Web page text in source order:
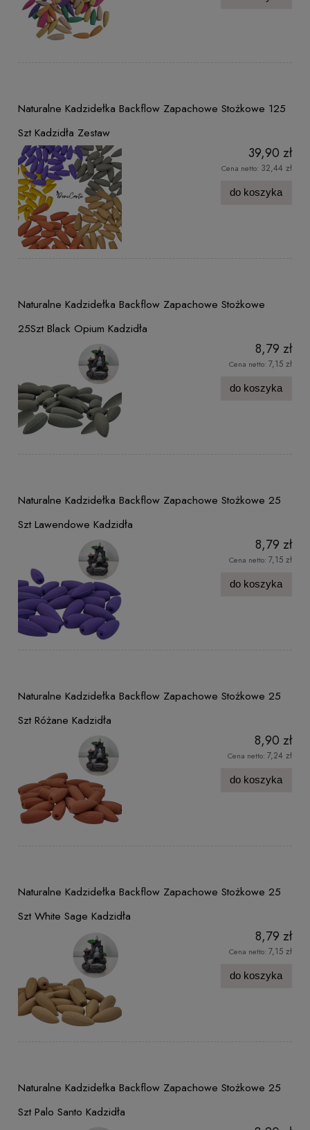
Naturalne Kadzidełka Backflow Zapachowe Stożkowe 125
Szt Kadzidła Zestaw
39,90 zł
Cena netto: 32,44 zł
do koszyka
Naturalne Kadzidełka Backflow Zapachowe Stożkowe
25Szt Black Opium Kadzidła
8,79 zł
Cena netto: 7,15 zł
do koszyka
Naturalne Kadzidełka Backflow Zapachowe Stożkowe 25
Szt Lawendowe Kadzidła
8,79 zł
Cena netto: 7,15 zł
do koszyka
Naturalne Kadzidełka Backflow Zapachowe Stożkowe 25
Szt Różane Kadzidła
8,90 zł
Cena netto: 7,24 zł
do koszyka
Naturalne Kadzidełka Backflow Zapachowe Stożkowe 25
Szt White Sage Kadzidła
8,79 zł
Cena netto: 7,15 zł
do koszyka
Naturalne Kadzidełka Backflow Zapachowe Stożkowe 25
Szt Palo Santo Kadzidła